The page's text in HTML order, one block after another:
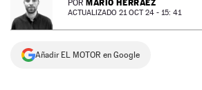
NEWSLETTER
SÍGUENOS
POR MARIO HERRÁEZ
ACTUALIZADO 21 OCT 24 - 15: 41
Añadir EL MOTOR en Google